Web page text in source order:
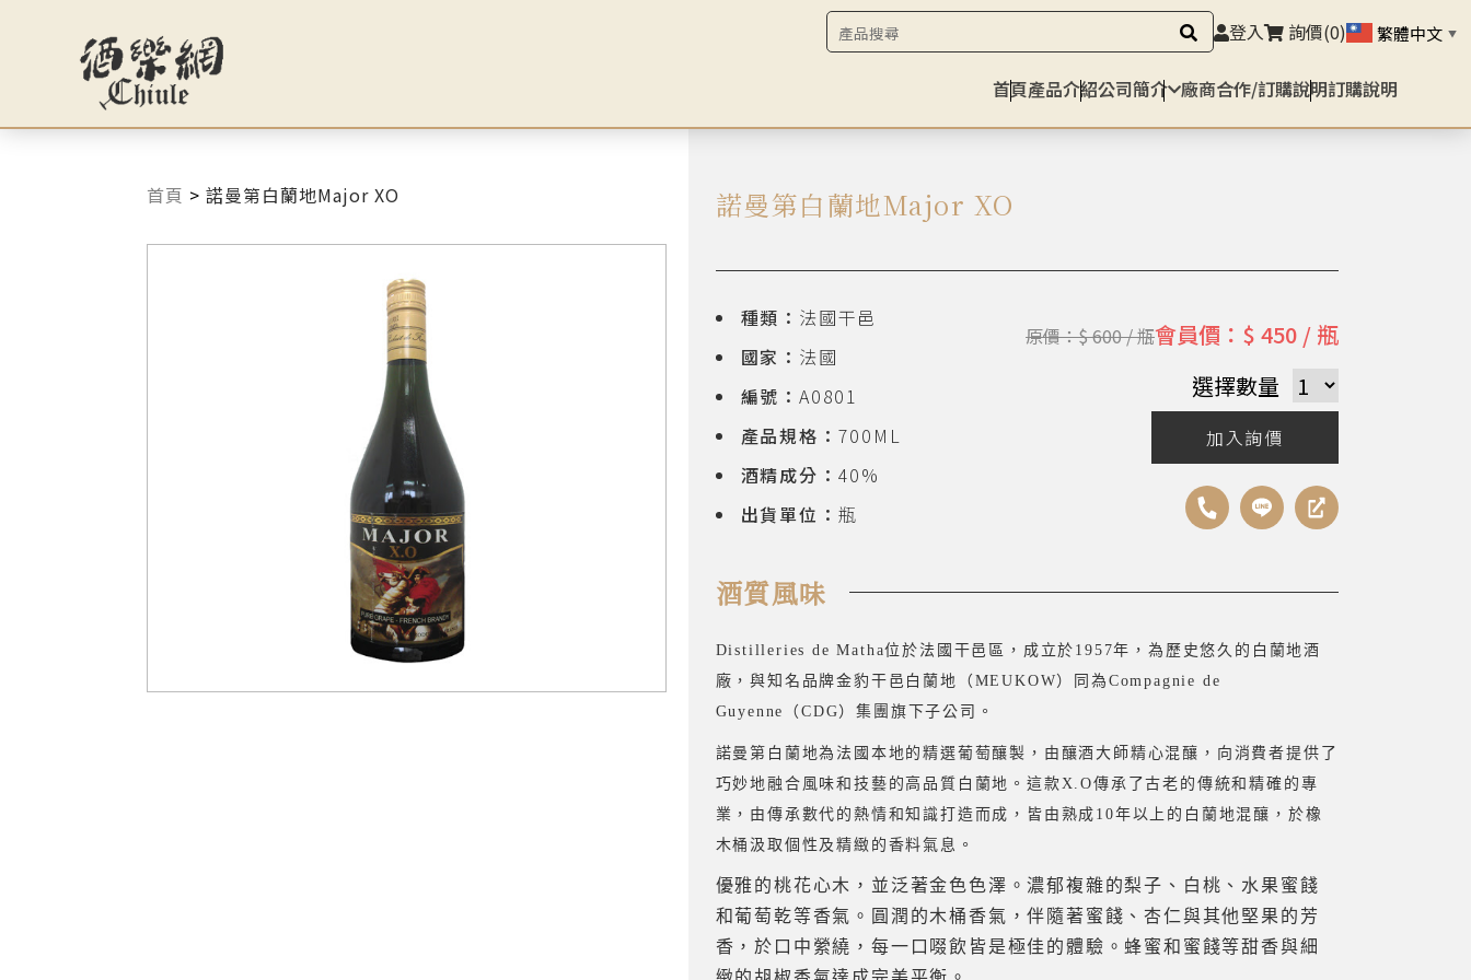
登入 詢價(0) 繁體中文 ▼
首頁產品介紹公司簡介 廠商合作/訂購說明訂購說明
首頁 >諾曼第白蘭地Major XO 諾曼第白蘭地Major XO
種類： 法國干邑
國家： 法國
編號： A0801
產品規格： 700ML
酒精成分： 40%
出貨單位： 瓶
原價：$ 600 / 瓶會員價：$ 450 / 瓶
選擇數量
加入詢價
酒質風味
Distilleries de Matha位於法國干邑區，成立於1957年，為歷史悠久的白蘭地酒
廠，與知名品牌金豹干邑白蘭地（MEUKOW）同為Compagnie de
Guyenne（CDG）集團旗下子公司。
諾曼第白蘭地為法國本地的精選葡萄釀製，由釀酒大師精心混釀，向消費者提供了
巧妙地融合風味和技藝的高品質白蘭地。這款X.O傳承了古老的傳統和精確的專
業，由傳承數代的熱情和知識打造而成，皆由熟成10年以上的白蘭地混釀，於橡
木桶汲取個性及精緻的香料氣息。
優雅的桃花心木，並泛著金色色澤。濃郁複雜的梨子、白桃、水果蜜餞
和葡萄乾等香氣。 圓潤的木桶香氣，伴隨著蜜餞、杏仁與其他堅果的芳
香，於口中縈繞，每一口啜飲皆是極佳的體驗。 蜂蜜和蜜餞等甜香與細